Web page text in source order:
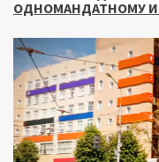
ОДНОМАНДАТНОМУ